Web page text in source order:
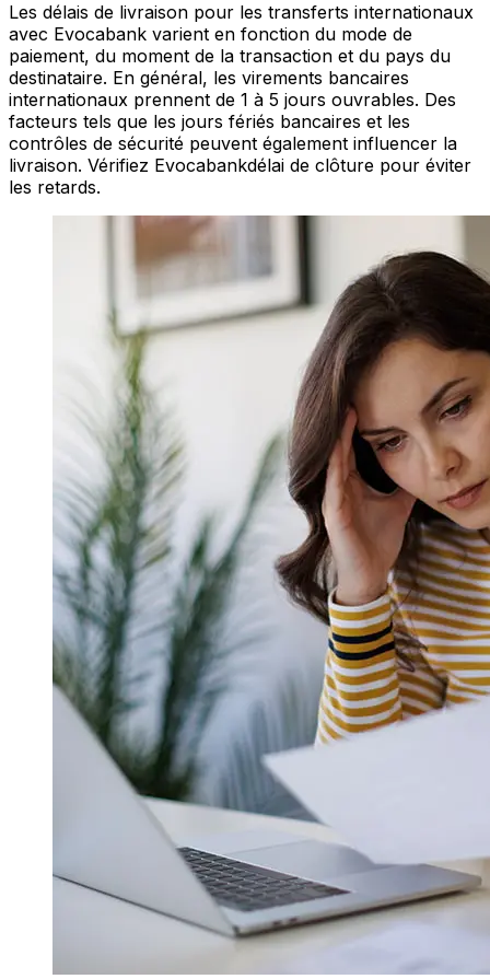
Les délais de livraison pour les transferts internationaux
avec Evocabank varient en fonction du mode de
paiement, du moment de la transaction et du pays du
destinataire. En général, les virements bancaires
internationaux prennent de 1 à 5 jours ouvrables. Des
facteurs tels que les jours fériés bancaires et les
contrôles de sécurité peuvent également influencer la
livraison. Vérifiez Evocabankdélai de clôture pour éviter
les retards.